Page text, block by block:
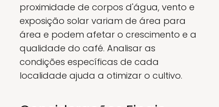
proximidade de corpos d'água, vento e
exposição solar variam de área para
área e podem afetar o crescimento e a
qualidade do café. Analisar as
condições específicas de cada
localidade ajuda a otimizar o cultivo.